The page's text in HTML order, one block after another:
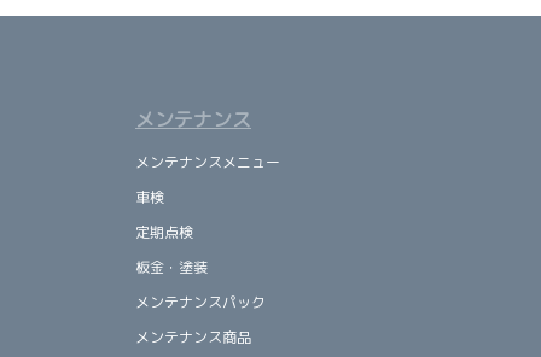
メンテナンス
メンテナンスメニュー
車検
定期点検
板金・塗装
メンテナンスパック
メンテナンス商品